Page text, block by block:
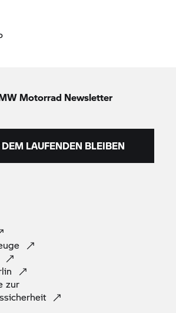
Motorrad Newsletter
LAUFENDEN BLEIBEN
zur